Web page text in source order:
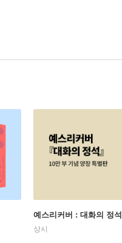
예스리커버 : 대화의 정석
상시